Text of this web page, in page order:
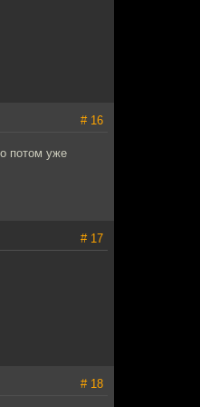
# 16
потом уже
# 17
# 18